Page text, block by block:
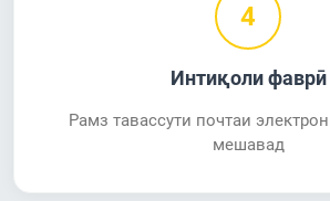
4
Интиқоли фаврӣ
Рамз тавассути почтаи
мешавад